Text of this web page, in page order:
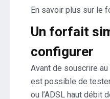
En savoir plus sur le
Un forfait
configurer
Avant de souscrire
est possible de
ou l’ADSL haut débit